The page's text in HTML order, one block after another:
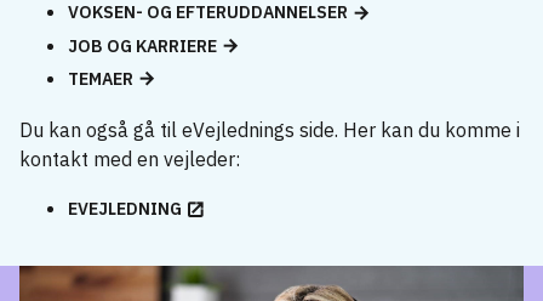
VOKSEN- OG EFTERUDDANNELSER
JOB OG KARRIERE
TEMAER
Du kan også gå til eVejlednings side. Her kan du komme i
kontakt med en vejleder:
EVEJLEDNING